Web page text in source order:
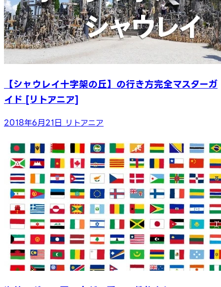
【シャウレイ十字架の丘】の行き方完全マスターガ
イド [リトアニア]
2018年6月21日 リトアニア